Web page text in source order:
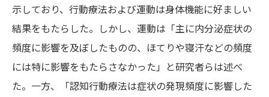
示しており、行動療法および運動は身体機能に好ましい
結果をもたらした。しかし、運動は「主に内分泌症状の
頻度に影響を及ぼしたものの、ほてりや寝汗などの頻度
には特に影響をもたらさなかった」と研究者らは述べ
た。一方、「認知行動療法は症状の発現頻度に影響した